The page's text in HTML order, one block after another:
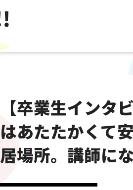
【卒業生インタ
はあたたかくて
居場所。講師に